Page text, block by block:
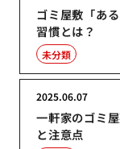
ゴミ屋敷「あ
習慣とは？
未分類
一軒家のゴミ
と注意点
2025.06.07